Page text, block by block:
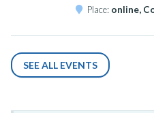
Place: online,
SEE ALL EVENTS